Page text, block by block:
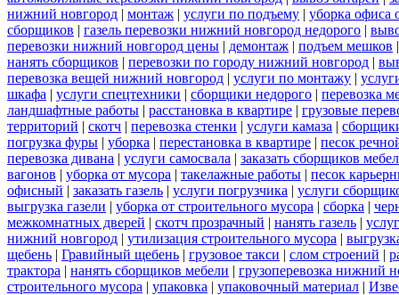
нижний новгород | монтаж | услуги по подъему | уборка офиса
сборщиков | газель перевозки нижний новгород недорого |
перевозки нижний новгород цены | демонтаж | подъем мешков
нанять сборщиков | перевозки по городу нижний новгород |
перевозка вещей нижний новгород | услуги по монтажу |
шкафа | услуги спецтехники | сборщики недорого | перевозка
ландшафтные работы | расстановка в квартире | грузовые
территорий | скотч | перевозка стенки | услуги камаза |
погрузка фуры | уборка | перестановка в квартире | песок
перевозка дивана | услуги самосвала | заказать сборщиков
вагонов | уборка от мусора | такелажные работы | песок
офисный | заказать газель | услуги погрузчика | услуги
выгрузка газели | уборка от строительного мусора | сборка |
межкомнатных дверей | скотч прозрачный | нанять газель |
нижний новгород | утилизация строительного мусора |
щебень | Гравийный щебень | грузовое такси | слом строений |
трактора | нанять сборщиков мебели | грузоперевозка нижний
строительного мусора | упаковка | упаковочный материал |